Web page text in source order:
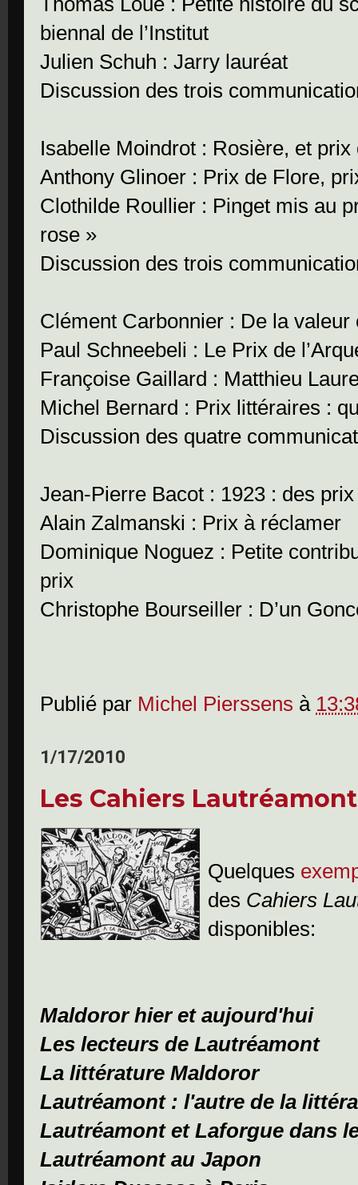
biennal de l’Institut
Julien Schuh : Jarry lauréat
Discussion des trois
Isabelle Moindrot : Rosière, et prix
Anthony Glinoer : Prix de Flore,
Clothilde Roullier : Pinget mis au
rose »
Discussion des trois
Clément Carbonnier : De la valeur
Paul Schneebeli : Le Prix de
Françoise Gaillard : Matthieu
Michel Bernard : Prix littéraires :
Discussion des quatre
Jean-Pierre Bacot : 1923 : des
Alain Zalmanski : Prix à réclamer
Dominique Noguez : Petite
prix
Christophe Bourseiller : D’un
Publié par Michel Pierssens à
1/17/2010
Les Cahiers
Quelques
des Cahiers
disponibles:
Maldoror hier et aujourd'hui
Les lecteurs de Lautréamont
La littérature Maldoror
Lautréamont : l'autre de la
Lautréamont et Laforgue dans
Lautréamont au Japon